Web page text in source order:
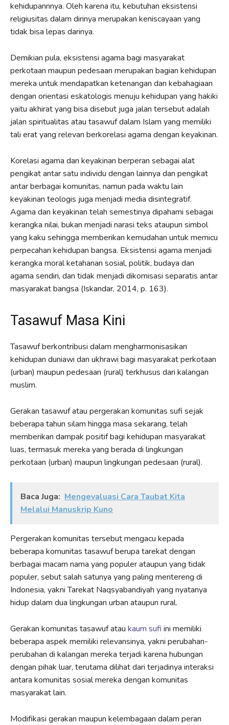
kehidupannnya. Oleh karena itu, kebutuhan eksistensi
religiusitas dalam dirinya merupakan keniscayaan yang
tidak bisa lepas darinya.
Demikian pula, eksistensi agama bagi masyarakat
perkotaan maupun pedesaan merupakan bagian kehidupan
mereka untuk mendapatkan ketenangan dan kebahagiaan
dengan orientasi eskatologis menuju kehidupan yang hakiki
yaitu akhirat yang bisa disebut juga jalan tersebut adalah
jalan spiritualitas atau tasawuf dalam Islam yang memiliki
tali erat yang relevan berkorelasi agama dengan keyakinan.
Korelasi agama dan keyakinan berperan sebagai alat
pengikat antar satu individu dengan lainnya dan pengikat
antar berbagai komunitas, namun pada waktu lain
keyakinan teologis juga menjadi media disintegratif.
Agama dan keyakinan telah semestinya dipahami sebagai
kerangka nilai, bukan menjadi narasi teks ataupun simbol
yang kaku sehingga memberikan kemudahan untuk memicu
perpecahan kehidupan bangsa. Eksistensi agama menjadi
kerangka moral ketahanan sosial, politik, budaya dan
agama sendiri, dan tidak menjadi dikomisasi separatis antar
masyarakat bangsa (Iskandar, 2014, p. 163).
Tasawuf Masa Kini
Tasawuf berkontribusi dalam mengharmonisasikan
kehidupan duniawi dan ukhrawi bagi masyarakat perkotaan
(urban) maupun pedesaan (rural) terkhusus dari kalangan
muslim.
Gerakan tasawuf atau pergerakan komunitas sufi sejak
beberapa tahun silam hingga masa sekarang, telah
memberikan dampak positif bagi kehidupan masyarakat
luas, termasuk mereka yang berada di lingkungan
perkotaan (urban) maupun lingkungan pedesaan (rural).
Baca Juga: Mengevaluasi Cara Taubat Kita
Melalui Manuskrip Kuno
Pergerakan komunitas tersebut mengacu kepada
beberapa komunitas tasawuf berupa tarekat dengan
berbagai macam nama yang populer ataupun yang tidak
populer, sebut salah satunya yang paling mentereng di
Indonesia, yakni Tarekat Naqsyabandiyah yang nyatanya
hidup dalam dua lingkungan urban ataupun rural.
Gerakan komunitas tasawuf atau kaum sufi ini memiliki
beberapa aspek memiliki relevansinya, yakni perubahan-
perubahan di kalangan mereka terjadi karena hubungan
dengan pihak luar, terutama dilihat dari terjadinya interaksi
antara komunitas sosial mereka dengan komunitas
masyarakat lain.
Modifikasi gerakan maupun kelembagaan dalam peran